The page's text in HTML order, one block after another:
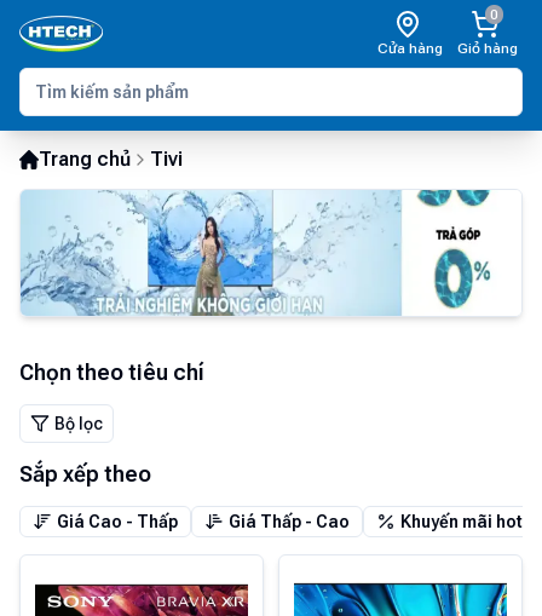
Cửa hàng
0
Giỏ hàng
Trang chủ Tivi
Chọn theo tiêu chí
Bộ lọc
Sắp xếp theo
Giá Cao - Thấp Giá Thấp - Cao Khuyến mãi hot